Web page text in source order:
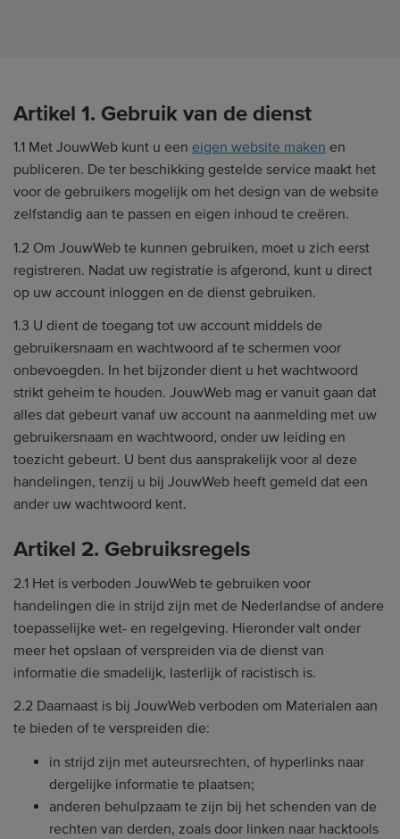
Artikel 1. Gebruik van de dienst
1.1 Met JouwWeb kunt u een eigen website maken en
publiceren. De ter beschikking gestelde service maakt het
voor de gebruikers mogelijk om het design van de website
zelfstandig aan te passen en eigen inhoud te creëren.
1.2 Om JouwWeb te kunnen gebruiken, moet u zich eerst
registreren. Nadat uw registratie is afgerond, kunt u direct
op uw account inloggen en de dienst gebruiken.
1.3 U dient de toegang tot uw account middels de
gebruikersnaam en wachtwoord af te schermen voor
onbevoegden. In het bijzonder dient u het wachtwoord
strikt geheim te houden. JouwWeb mag er vanuit gaan dat
alles dat gebeurt vanaf uw account na aanmelding met uw
gebruikersnaam en wachtwoord, onder uw leiding en
toezicht gebeurt. U bent dus aansprakelijk voor al deze
handelingen, tenzij u bij JouwWeb heeft gemeld dat een
ander uw wachtwoord kent.
Artikel 2. Gebruiksregels
2.1 Het is verboden JouwWeb te gebruiken voor
handelingen die in strijd zijn met de Nederlandse of andere
toepasselijke wet- en regelgeving. Hieronder valt onder
meer het opslaan of verspreiden via de dienst van
informatie die smadelijk, lasterlijk of racistisch is.
2.2 Daarnaast is bij JouwWeb verboden om Materialen aan
te bieden of te verspreiden die:
in strijd zijn met auteursrechten, of hyperlinks naar
dergelijke informatie te plaatsen;
anderen behulpzaam te zijn bij het schenden van de
rechten van derden, zoals door linken naar hacktools